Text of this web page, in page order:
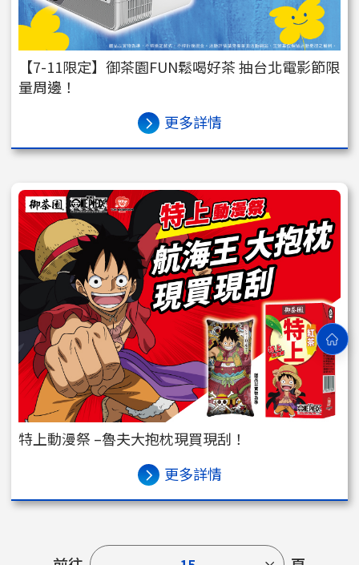
【7-11限定】御茶園FUN鬆喝好茶 抽台北電影節限
量周邊！
更多詳情
特上動漫祭 –魯夫大抱枕現買現刮！
更多詳情